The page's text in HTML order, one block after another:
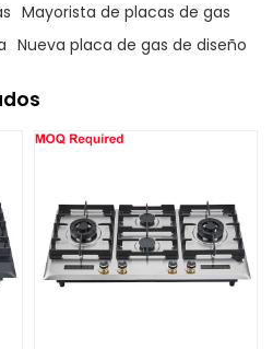
Mayorista de placas de gas
Nueva placa de gas de diseño